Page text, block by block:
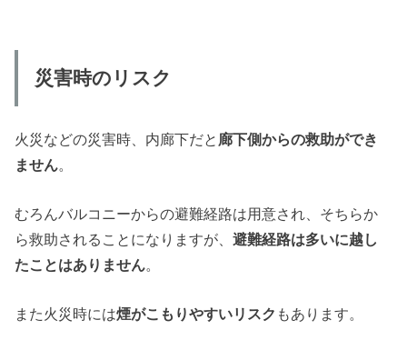
災害時のリスク
火災などの災害時、内廊下だと 廊下側からの救助ができ
ません
むろんバルコニーからの避難経路は用意され、そちらか
ら救助されることになりますが、避難経路は多いに越し
たことはありません。
また火災時には煙がこもりやすいリスク もあります。